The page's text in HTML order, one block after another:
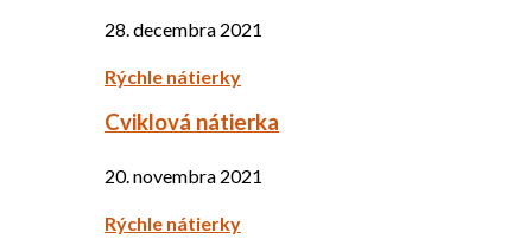
28. decembra 2021
Rýchle nátierky
Cviklová nátierka
20. novembra 2021
Rýchle nátierky